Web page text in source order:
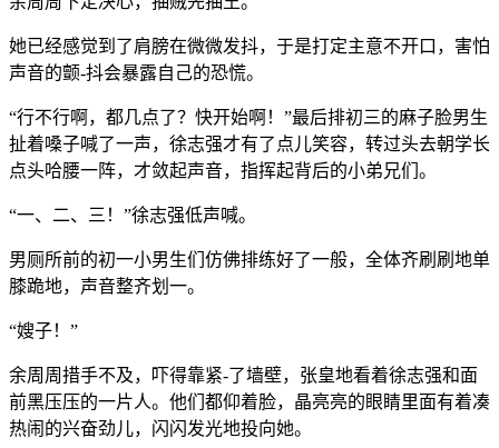
她已经感觉到了肩膀在微微发抖，于是打定主意不开口，害怕
声音的颤-抖会暴露自己的恐慌。
“行不行啊，都几点了？快开始啊！”最后排初三的麻子脸男生
扯着嗓子喊了一声，徐志强才有了点儿笑容，转过头去朝学长
点头哈腰一阵，才敛起声音，指挥起背后的小弟兄们。
“一、二、三！”徐志强低声喊。
男厕所前的初一小男生们仿佛排练好了一般，全体齐刷刷地单
膝跪地，声音整齐划一。
“嫂子！”
余周周措手不及，吓得靠紧-了墙壁，张皇地看着徐志强和面
前黑压压的一片人。他们都仰着脸，晶亮亮的眼睛里面有着凑
热闹的兴奋劲儿，闪闪发光地投向她。